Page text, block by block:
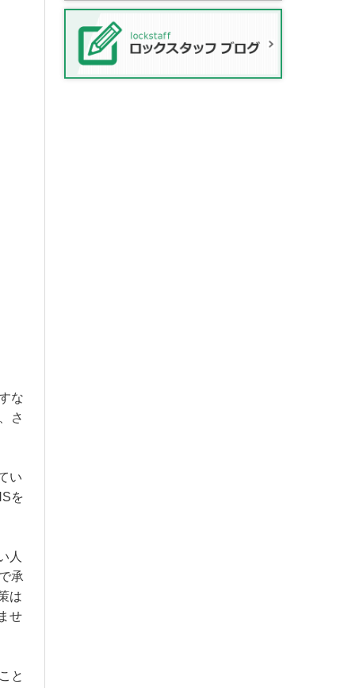
な
さ
い
を
人
承
は
せ
と